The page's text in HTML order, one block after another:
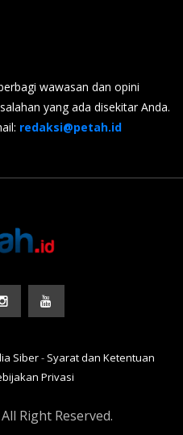
wawasan dan opini
yang ada disekitar Anda.
redaksi@petah.id
Siber- Syarat dan Ketentuan
Privasi
All Right Reserved.